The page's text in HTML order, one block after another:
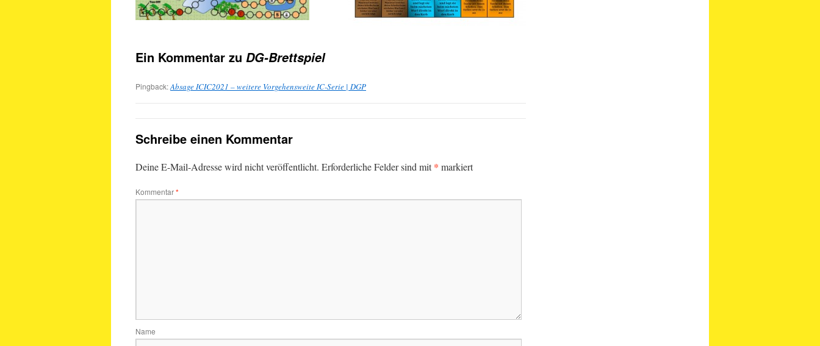
Ein Kommentar zu DG-Brettspiel
Pingback:Absage ICIC2021 – weitere Vorgehensweite IC-Serie | DGP
Schreibe einen Kommentar
Deine E-Mail-Adresse wird nicht veröffentlicht. Erforderliche Felder sind mit* markiert
Kommentar*
Name